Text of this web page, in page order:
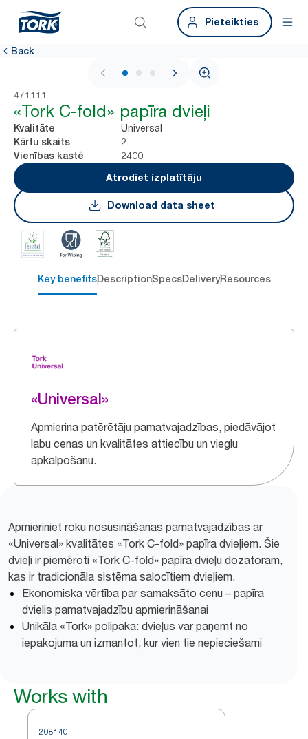
Pieteikties
Back
1 / 3
471111
«Tork C-fold» papīra dvieļi
Kvalitāte Universal
Kārtu skaits 2
Vienības kastē
2400
Atrodiet izplatītāju
Download data sheet
Key benefitsDescriptionSpecsDeliveryResources
«Universal»
Apmierina patērētāju pamatvajadzības, piedāvājot
labu cenas un kvalitātes attiecību un vieglu
apkalpošanu.
Apmieriniet roku nosusināšanas pamatvajadzības ar
«Universal» kvalitātes «Tork C-fold» papīra dvieļiem. Šie
dvieļi ir piemēroti «Tork C-fold» papīra dvieļu dozatoram,
kas ir tradicionāla sistēma salocītiem dvieļiem.
Ekonomiska vērtība par samaksāto cenu – papīra
dvielis pamatvajadzību apmierināšanai
Unikāla «Tork» polipaka: dvieļus var paņemt no
iepakojuma un izmantot, kur vien tie nepieciešami
Works with
208140